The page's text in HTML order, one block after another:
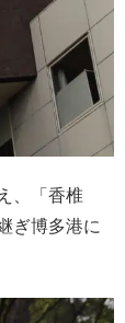
、「香椎
ぎ博多港に